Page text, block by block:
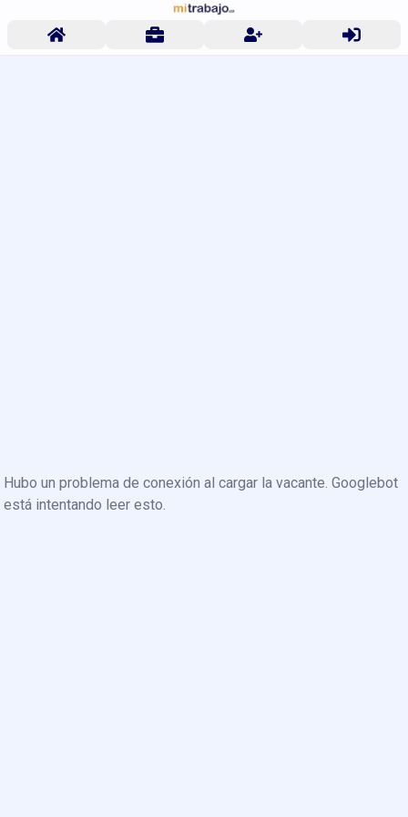
Hubo un problema de conexión al cargar la vacante. Googlebot
está intentando leer esto.